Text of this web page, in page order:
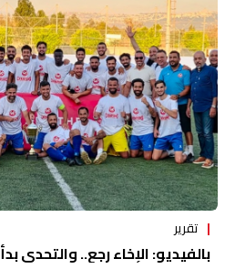
تقرير
بالفيديو: الإخاء رجع.. والتحدي بدأ